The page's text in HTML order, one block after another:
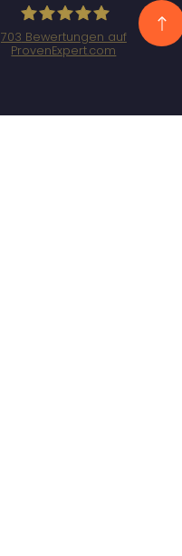
Marketing GmbH
703 Bewertungen auf
ProvenExpert.com